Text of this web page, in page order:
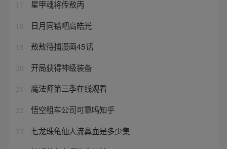
17 星甲魂将传敖丙
18 日月同错吧高皓光
19 敖敖待捕漫画45话
20 开局获得神级装备
21 魔法师第三季在线观看
22 悟空租车公司可靠吗知乎
23 七龙珠龟仙人流鼻血是多少集